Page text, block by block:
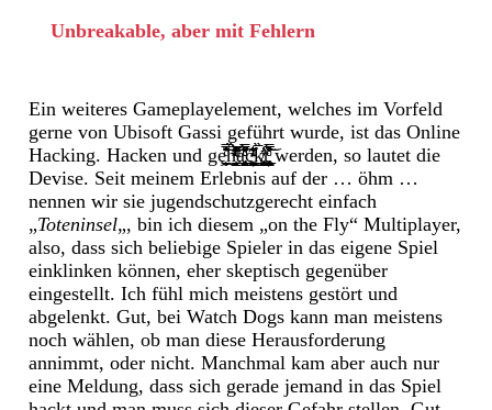
Unbreakable, aber mit Fehlern
Ein weiteres Gameplayelement, welches im Vorfeld
gerne von Ubisoft Gassi geführt wurde, ist das Online
Hacking. Hacken und gȩ̧̼̲̮̤͎̌̆̈̿̑̑̂ͨ̒͢͝h͌̏ͫ̋̇ͨ͒ͣͬ̍̀̒͌̅͑ͬ͏̳̻͔̯̣̙͔͈ͅa̡͗̋̅̿ͨͪͨ̈́̋̄̎҉̛̫͕͓̺̥͓̲͍̘͙̩̰̬̘̯̪͉̀͠c̴̼͍͎̳̺̲̦͖̘̯̠͕͚̯̺̟̣ͭͣ͊̋̄͛ͭ͘k̸̡̥̳̙͉̺̯̹̜̣̝͎͍͚̺̖͗͗̅̏ͮ̒͜͟t̨̡̢̥̬̹͚̰̺͉̜̦̳͎̻̥̱̭͗̿̎͑ͨ̅̏̈́̃͗̒̅ͦ͝werden, so lautet die
Devise. Seit meinem Erlebnis auf der … öhm …
nennen wir sie jugendschutzgerecht einfach
„Toteninsel„, bin ich diesem „on the Fly“ Multiplayer,
also, dass sich beliebige Spieler in das eigene Spiel
einklinken können, eher skeptisch gegenüber
eingestellt. Ich fühl mich meistens gestört und
abgelenkt. Gut, bei Watch Dogs kann man meistens
noch wählen, ob man diese Herausforderung
annimmt, oder nicht. Manchmal kam aber auch nur
eine Meldung, dass sich gerade jemand in das Spiel